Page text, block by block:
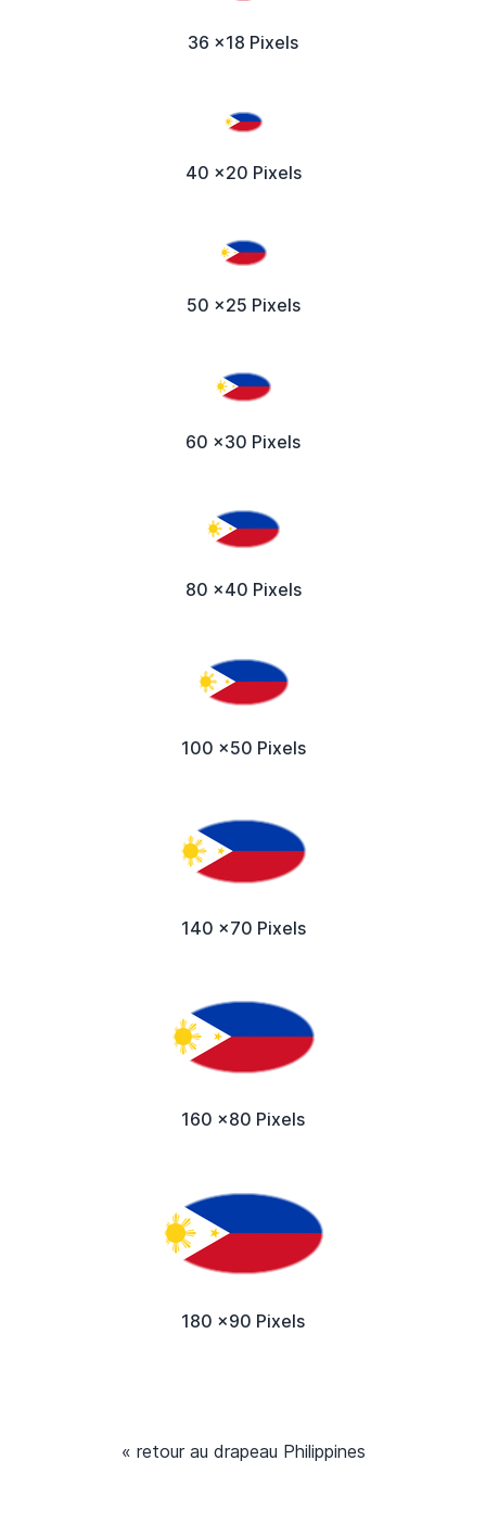
36 x18 Pixels
40 x20 Pixels
50 x25 Pixels
60 x30 Pixels
80 x40 Pixels
100 x50 Pixels
140 x70 Pixels
160 x80 Pixels
180 x90 Pixels
« retour au drapeau Philippines